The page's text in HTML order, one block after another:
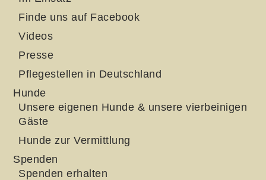
Finde uns auf Facebook
Videos
Presse
Pflegestellen in Deutschland
Hunde
Unsere eigenen Hunde & unsere vierbeinigen
Gäste
Hunde zur Vermittlung
Spenden
Spenden erhalten